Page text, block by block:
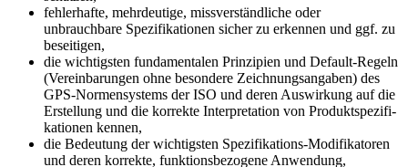
fehlerhafte, mehrdeutige, missverständli­che oder
unbrauchbare Spezifikationen sicher zu erkennen und ggf. zu
be­seiti­gen,
die wichtigsten fundamentalen Prinzipien und Default-Re­geln
(Vereinbarungen ohne be­sondere Zeich­nungs­angaben) des
GPS-Normensystems der ISO und deren Auswirkung auf die
Erstellung und die korrekte Interpretation von Produktspezifi­
ka­tionen kennen,
die Bedeutung der wichtigsten Spezifikations-Modifikatoren
und deren korrekte, funktionsbezogene Anwendung,